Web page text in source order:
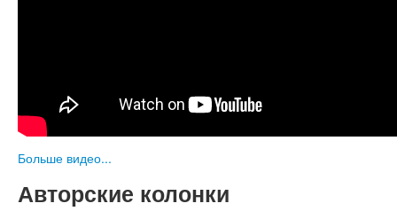
Больше видео...
Авторские колонки